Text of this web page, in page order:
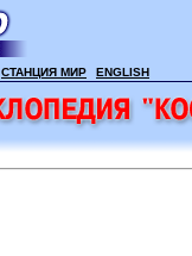
СТАНЦИЯ МИР ENGLISH